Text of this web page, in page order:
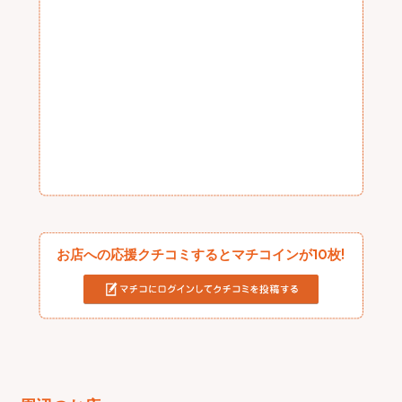
お店への応援クチコミするとマチコインが10枚!